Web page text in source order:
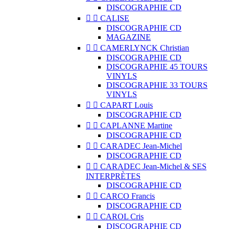
DISCOGRAPHIE CD
  CALISE
DISCOGRAPHIE CD
MAGAZINE
  CAMERLYNCK Christian
DISCOGRAPHIE CD
DISCOGRAPHIE 45 TOURS
VINYLS
DISCOGRAPHIE 33 TOURS
VINYLS
  CAPART Louis
DISCOGRAPHIE CD
  CAPLANNE Martine
DISCOGRAPHIE CD
  CARADEC Jean-Michel
DISCOGRAPHIE CD
  CARADEC Jean-Michel & SES
INTERPRÈTES
DISCOGRAPHIE CD
  CARCO Francis
DISCOGRAPHIE CD
  CAROL Cris
DISCOGRAPHIE CD